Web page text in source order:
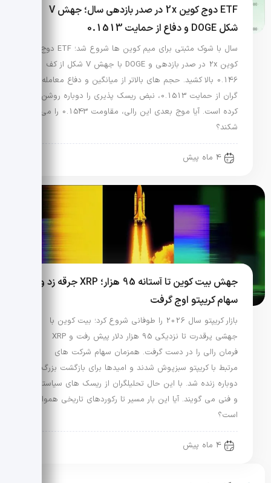
ETF دوج کوین 2x در صدر بازدهی سال؛ جهش V
شکل DOGE و دفاع از حمایت 0.1513
سال با شوک مثبتی برای میم کوین ها شروع شد؛ ETF دوج
کوین 2x در صدر بازدهی و DOGE با جهش V شکل از کف
0.146 بالا کشید. حجم های بالاتر از میانگین و دفاع معامله
گران از حمایت 0.1513، نبض ریسک پذیری را دوباره روشن
کرده است. آیا موج بعدی این رالی، مقاومت 0.1543 را می
شکند؟
4 ماه پیش
جهش بیت کوین تا آستانه 95 هزار؛ XRP جرقه زد و
سهام کریپتو اوج گرفت
بازار کریپتو سال 2026 را طوفانی شروع کرد؛ بیت کوین با
جهشی پرقدرت تا نزدیکی 95 هزار دلار پیش رفت و XRP
فرمان رالی را در دست گرفت. همزمان سهام شرکت های
مرتبط با کریپتو سبزپوش شدند و امیدها برای بازگشت بزرگ
دوباره زنده شد. با این حال تحلیلگران از ریسک های سیاستی
و فنی می گویند. آیا این بار مسیر تا رکوردهای تاریخی هموار
است؟
4 ماه پیش